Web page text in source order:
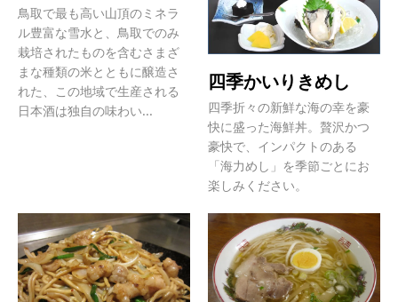
鳥取で最も高い山頂のミネラ
ル豊富な雪水と、鳥取でのみ
栽培されたものを含むさまざ
まな種類の米とともに醸造さ
れた、この地域で生産される
日本酒は独自の味わい...
四季かいりきめし
四季折々の新鮮な海の幸を豪
快に盛った海鮮丼。贅沢かつ
豪快で、インパクトのある
「海力めし」を季節ごとにお
楽しみください。